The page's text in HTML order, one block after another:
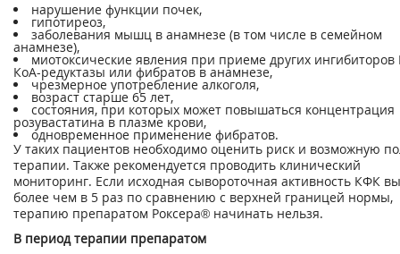
нарушение функции почек,
гипотиреоз,
заболевания мышц в анамнезе (в том числе в семейном
анамнезе),
миотоксические явления при приеме других ингибиторов
КоА-редуктазы или фибратов в анамнезе,
чрезмерное употребление алкоголя,
возраст старше 65 лет,
состояния, при которых может повышаться концентрация
розувастатина в плазме крови,
одновременное применение фибратов.
У таких пациентов необходимо оценить риск и возможную
терапии. Также рекомендуется проводить клинический
мониторинг. Если исходная сывороточная активность КФК
более чем в 5 раз по сравнению с верхней границей нормы,
терапию препаратом Роксера® начинать нельзя.
В период терапии препаратом